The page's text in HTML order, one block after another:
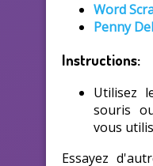
Word
Penny
Instructions:
Utilisez
souris
vous
Essayez